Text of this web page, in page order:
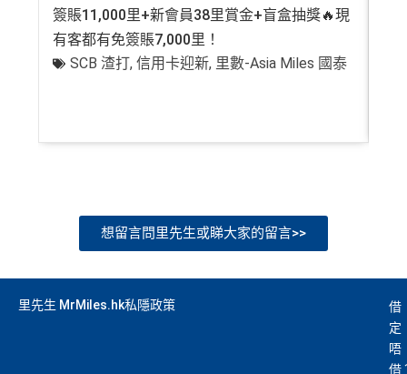
簽賬11,000里+新會員38里賞金+盲盒抽獎🔥現
有客都有免簽賬7,000里！
SCB 渣打,信用卡迎新, 里數-Asia Miles 國泰
想留言問里先生或睇大家的留言>>
里先生 MrMiles.hk私隱政策
借
定
唔
借